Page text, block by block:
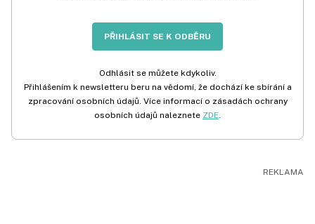
PŘIHLÁSIT SE K ODBĚRU
Odhlásit se můžete kdykoliv.
Přihlášením k newsletteru beru na vědomí, že dochází ke sbírání a
zpracování osobních údajů. Více informací o zásadách ochrany
osobních údajů naleznete ZDE.